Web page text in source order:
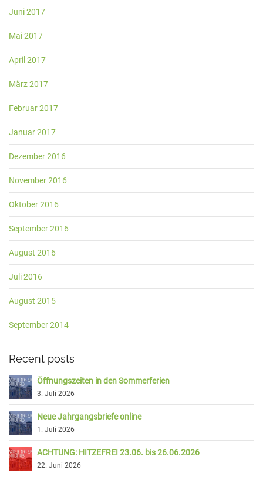
Juni 2017
Mai 2017
April 2017
März 2017
Februar 2017
Januar 2017
Dezember 2016
November 2016
Oktober 2016
September 2016
August 2016
Juli 2016
August 2015
September 2014
Recent posts
Öffnungszeiten in den Sommerferien
3. Juli 2026
Neue Jahrgangsbriefe online
1. Juli 2026
ACHTUNG: HITZEFREI 23.06. bis 26.06.2026
22. Juni 2026